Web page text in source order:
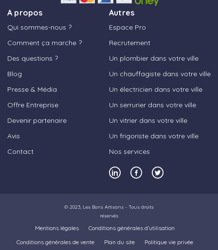
A propos
Qui sommes-nous ?
Comment ça marche ?
Des questions ?
Blog
Presse & Média
Offre Entreprise
Devenir partenaire
Avis
Contact
Autres
Espace Pro
Recrutement
Un plombier dans votre ville
Un chauffagiste dans votre ville
Un électricien dans votre ville
Un serrurier dans votre ville
Un vitrier dans votre ville
Un frigoriste dans votre ville
Nos services
© 2023, Les Bons Artisans - Tous droits
réservés
Mentions légales
Conditions générales d’utilisation
Conditions générales de vente
Plan du site Politique vie privée